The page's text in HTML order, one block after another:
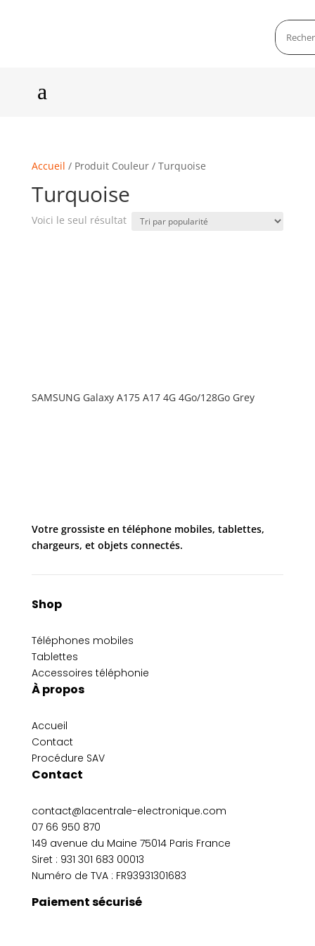
a
Accueil / Produit Couleur / Turquoise
Turquoise
Voici le seul résultat
SAMSUNG Galaxy A175 A17 4G 4Go/128Go Grey
Votre grossiste en téléphone mobiles, tablettes,
chargeurs, et objets connectés.
Shop
Téléphones mobiles
Tablettes
Accessoires téléphonie
À propos
Accueil
Contact
Procédure SAV
Contact
contact@lacentrale-electronique.com
07 66 950 870
149 avenue du Maine 75014 Paris France
Siret : 931 301 683 00013
Numéro de TVA : FR93931301683
Paiement sécurisé